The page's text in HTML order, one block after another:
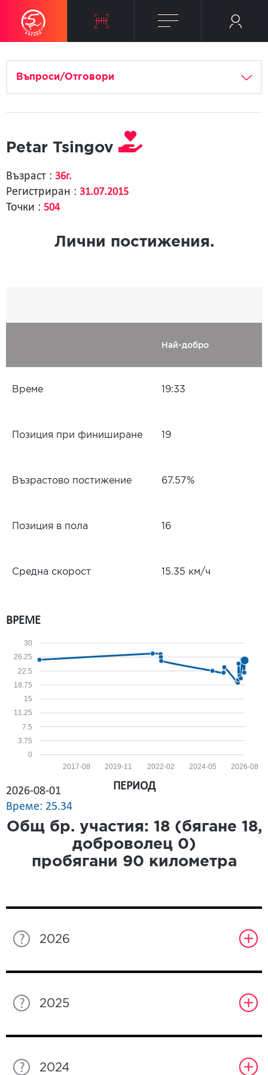
Въпроси/Отговори
Petar Tsingov
Възраст : 36г.
Регистриран : 31.07.2015
Точки : 504
Лични постижения.
Най-добро
Време 19:33
Позиция при финиширане 19
Възрастово постижение 67.57%
Позиция в пола 16
Средна скорост 15.35 км/ч
ВРЕМЕ
0
3.75
7.5
11.25
15
18.75
22.5
26.25
30
2026-08
2024-05
2022-02
2019-11
2017-08
2026-08-01
Време: 25.34
ПЕРИОД
Общ бр. участия: 18(бягане 18,
доброволец 0)
пробягани 90 километра
2026
2025
2024